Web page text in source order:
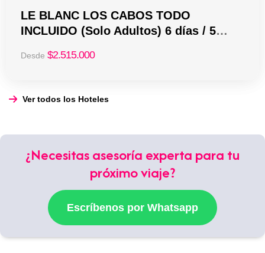
Ver todos los Hoteles
LE BLANC LOS CABOS TODO
INCLUIDO (Solo Adultos) 6 días / 5
doble
Desde $2.515.000
¿Necesitas asesoría experta para tu
próximo viaje?
Escríbenos por Whatsapp